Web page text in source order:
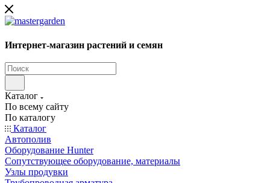
Интернет-магазин растений и семян
Каталог
По всему сайту
По каталогу
Каталог
Автополив
Оборудование Hunter
Сопутствующее оборудование, материалы
Узлы продувки